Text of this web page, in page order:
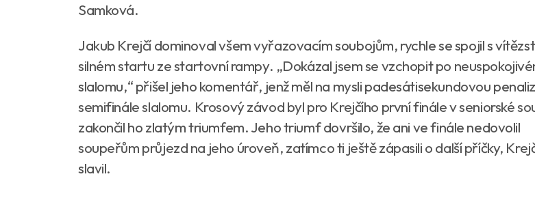
Samková.
Jakub Krejčí dominoval všem vyřazovacím soubojům, rychle se spojil s
silném startu ze startovní rampy. „Dokázal jsem se vzchopit po
slalomu,“ přišel jeho komentář, jenž měl na mysli padesátisekundovou
semifinále slalomu. Krosový závod byl pro Krejčího první finále v seniorské
zakončil ho zlatým triumfem. Jeho triumf dovršilo, že ani ve finále nedovolil
soupeřům průjezd na jeho úroveň, zatímco ti ještě zápasili o další příčky,
slavil.